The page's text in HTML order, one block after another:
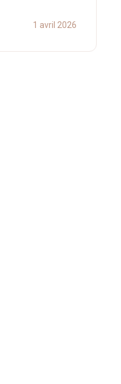
1 avril 2026